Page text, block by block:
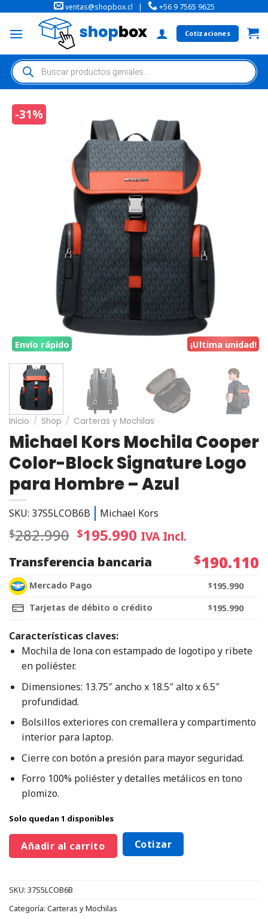
ventas@shopbox.cl | +56 9 7565 9625
Cotizaciones
-31%
¡Ultima unidad!
Envío rápido
Inicio / Shop / Carteras y Mochilas
Michael Kors Mochila Cooper
Color-Block Signature Logo
para Hombre – Azul
SKU: 37S5LCOB6B Michael Kors
$282.990 $195.990 IVA Incl.
Transferencia bancaria
$190.110
Mercado Pago $195.990
Tarjetas de débito o crédito
$195.990
Características claves:
Mochila de lona con estampado de logotipo y ribete
en poliéster.
Dimensiones: 13.75″ ancho x 18.5″ alto x 6.5″
profundidad.
Bolsillos exteriores con cremallera y compartimento
interior para laptop.
Cierre con botón a presión para mayor seguridad.
Forro 100% poliéster y detalles metálicos en tono
plomizo.
Solo quedan 1 disponibles
Añadir al carrito Cotizar
SKU: 37S5LCOB6B
Categoría: Carteras y Mochilas